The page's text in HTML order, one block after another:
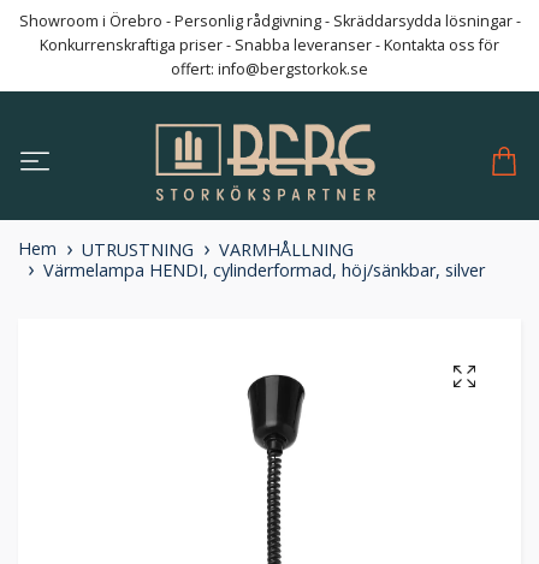
Showroom i Örebro - Personlig rådgivning - Skräddarsydda lösningar -
Konkurrenskraftiga priser - Snabba leveranser - Kontakta oss för
offert: info@bergstorkok.se
Hem UTRUSTNING
VARMHÅLLNING
Värmelampa HENDI, cylinderformad, höj/sänkbar, silver